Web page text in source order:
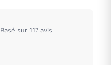
Basé sur 117 avis